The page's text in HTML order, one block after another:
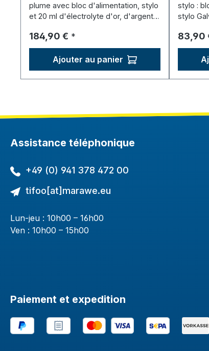
plume avec bloc d'alimentation, stylo
et 20 ml d'électrolyte d'or, d'argent
Prix régulier :
184,90 € *
Ajouter au panier
stylo :
stylo
Prix
83,90
Assistance téléphonique
+49 (0) 941 378 472 00
tifoo[at]marawe.eu
Lun-jeu : 10h00 – 16h00
Ven : 10h00 – 15h00
Paiement et expedition